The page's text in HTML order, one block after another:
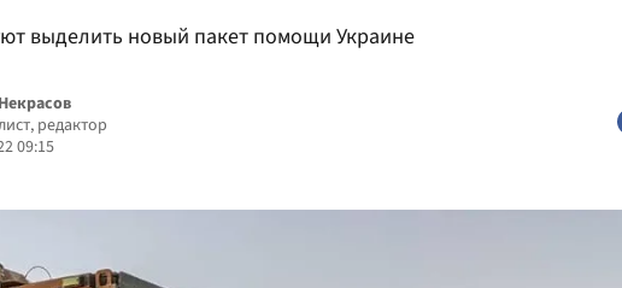
Здоровье
выделить новый пакет помощи Украине
редактор
09:15